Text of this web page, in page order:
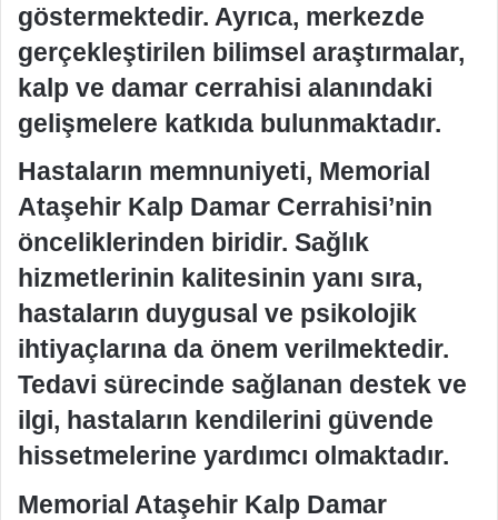
göstermektedir. Ayrıca, merkezde
gerçekleştirilen bilimsel araştırmalar,
kalp ve damar cerrahisi alanındaki
gelişmelere katkıda bulunmaktadır.
Hastaların memnuniyeti, Memorial
Ataşehir Kalp Damar Cerrahisi’nin
önceliklerinden biridir. Sağlık
hizmetlerinin kalitesinin yanı sıra,
hastaların duygusal ve psikolojik
ihtiyaçlarına da önem verilmektedir.
Tedavi sürecinde sağlanan destek ve
ilgi, hastaların kendilerini güvende
hissetmelerine yardımcı olmaktadır.
Memorial Ataşehir Kalp Damar